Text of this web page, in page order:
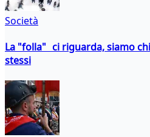
Società
La "folla" ci riguarda, siamo
stessi